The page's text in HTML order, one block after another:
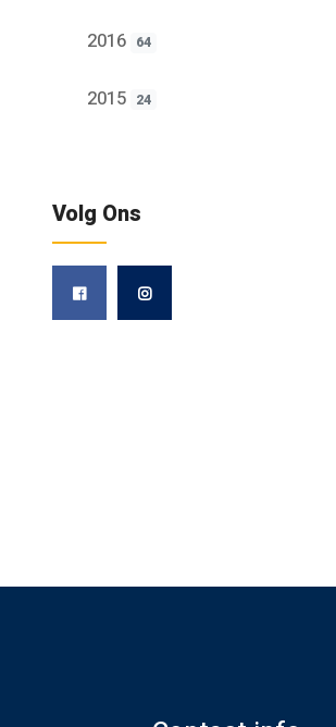
2016 64
2015 24
Volg Ons